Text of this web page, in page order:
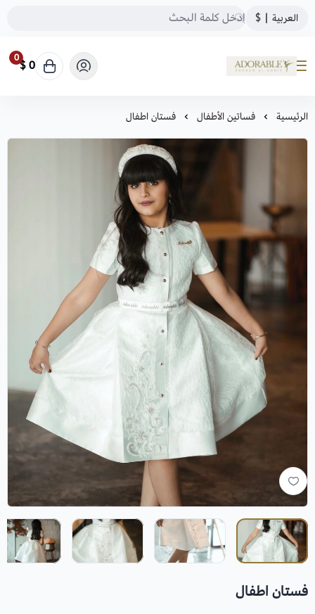
العربية |
$
ADORABLE
0 0 $
الرئيسية فساتين الأطفال فستان اطفال
فستان اطفال